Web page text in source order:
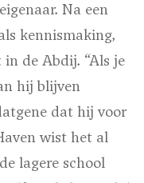
Na een
kennismaking,
de Abdij. “Als je
hij blijven
dat hij voor
wist het al
lagere school